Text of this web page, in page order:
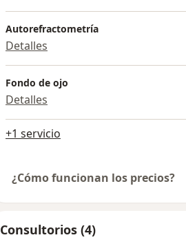
Autorefractometría
Detalles
Fondo de ojo
Detalles
+1 servicio
¿Cómo funcionan los precios?
Consultorios (4)